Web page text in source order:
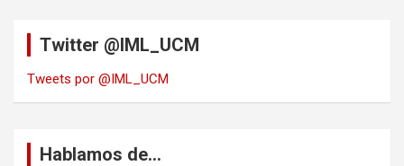
Twitter @IML_UCM
Tweets por @IML_UCM
Hablamos de…